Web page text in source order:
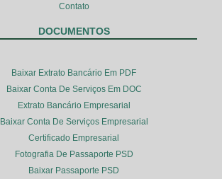
Contato
DOCUMENTOS
Baixar Extrato Bancário Em PDF
Baixar Conta De Serviços Em DOC
Extrato Bancário Empresarial
Baixar Conta De Serviços Empresarial
Certificado Empresarial
Fotografia De Passaporte PSD
Baixar Passaporte PSD